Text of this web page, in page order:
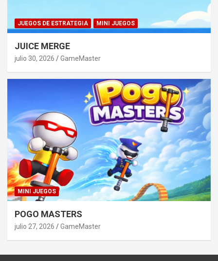
JUEGOS DE ESTRATEGIA MINI JUEGOS
JUICE MERGE
julio 30, 2026 GameMaster
MINI JUEGOS
POGO MASTERS
julio 27, 2026 GameMaster